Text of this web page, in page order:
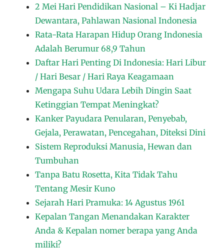
2 Mei Hari Pendidikan Nasional – Ki Hadjar
Dewantara, Pahlawan Nasional Indonesia
Rata-Rata Harapan Hidup Orang Indonesia
Adalah Berumur 68,9 Tahun
Daftar Hari Penting Di Indonesia: Hari Libur
/ Hari Besar / Hari Raya Keagamaan
Mengapa Suhu Udara Lebih Dingin Saat
Ketinggian Tempat Meningkat?
Kanker Payudara Penularan, Penyebab,
Gejala, Perawatan, Pencegahan, Diteksi Dini
Sistem Reproduksi Manusia, Hewan dan
Tumbuhan
Tanpa Batu Rosetta, Kita Tidak Tahu
Tentang Mesir Kuno
Sejarah Hari Pramuka: 14 Agustus 1961
Kepalan Tangan Menandakan Karakter
Anda & Kepalan nomer berapa yang Anda
miliki?